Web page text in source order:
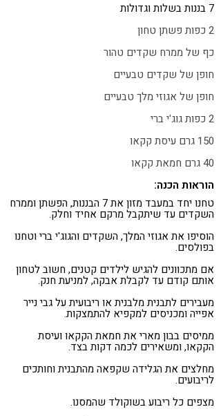
7 בננות בשלות וגדולות
2 כפות פשתן טחון
כף של ממרח שקדים טהור
חופן של שקדים טבעיים
חופן של אגוזי מלך טבעיים
2 כפות גוג'י ברי
150 גרם עיסת קקאו
40 גרם חמאת קקאו
הוראות הכנה:
טחנו יחד במעבד מזון את 7 הבננות, הפשתן וממרח
השקדים עד שיתקבל מרקם אחיד וחלק.
הוסיפו את אגוזי המלך, השקדים והגוג'י ברי וטחנו
בפולסים.
אם מתכוונים להגיש לילדים קטנים, חשוב לטחון
אותם קודם עד לקבלת אבקה, למניעת חנק.
מעבירים לתבנית מלבנית או ריבועית על גבי נייר
אפייה ומכניסים למקפיא להתמצקות.
ממיסים בבון מארי את חמאת הקקאו ועיסת
הקקאו, ומשאירים לכמה דקות בצד.
מחלצים את הגלידה שקפאה מהתבנית וחותכים
לריבועים.
מצפים כל ריבוע בשוקולד שהמסנו.